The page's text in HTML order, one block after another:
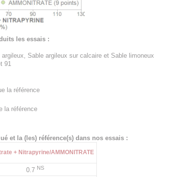
les essais :
Sable argileux sur calcaire et Sable limoneux
91
la référence
la référence
et la (les) référence(s) dans nos essais :
+ Nitrapyrine/AMMONITRATE
0.7 NS